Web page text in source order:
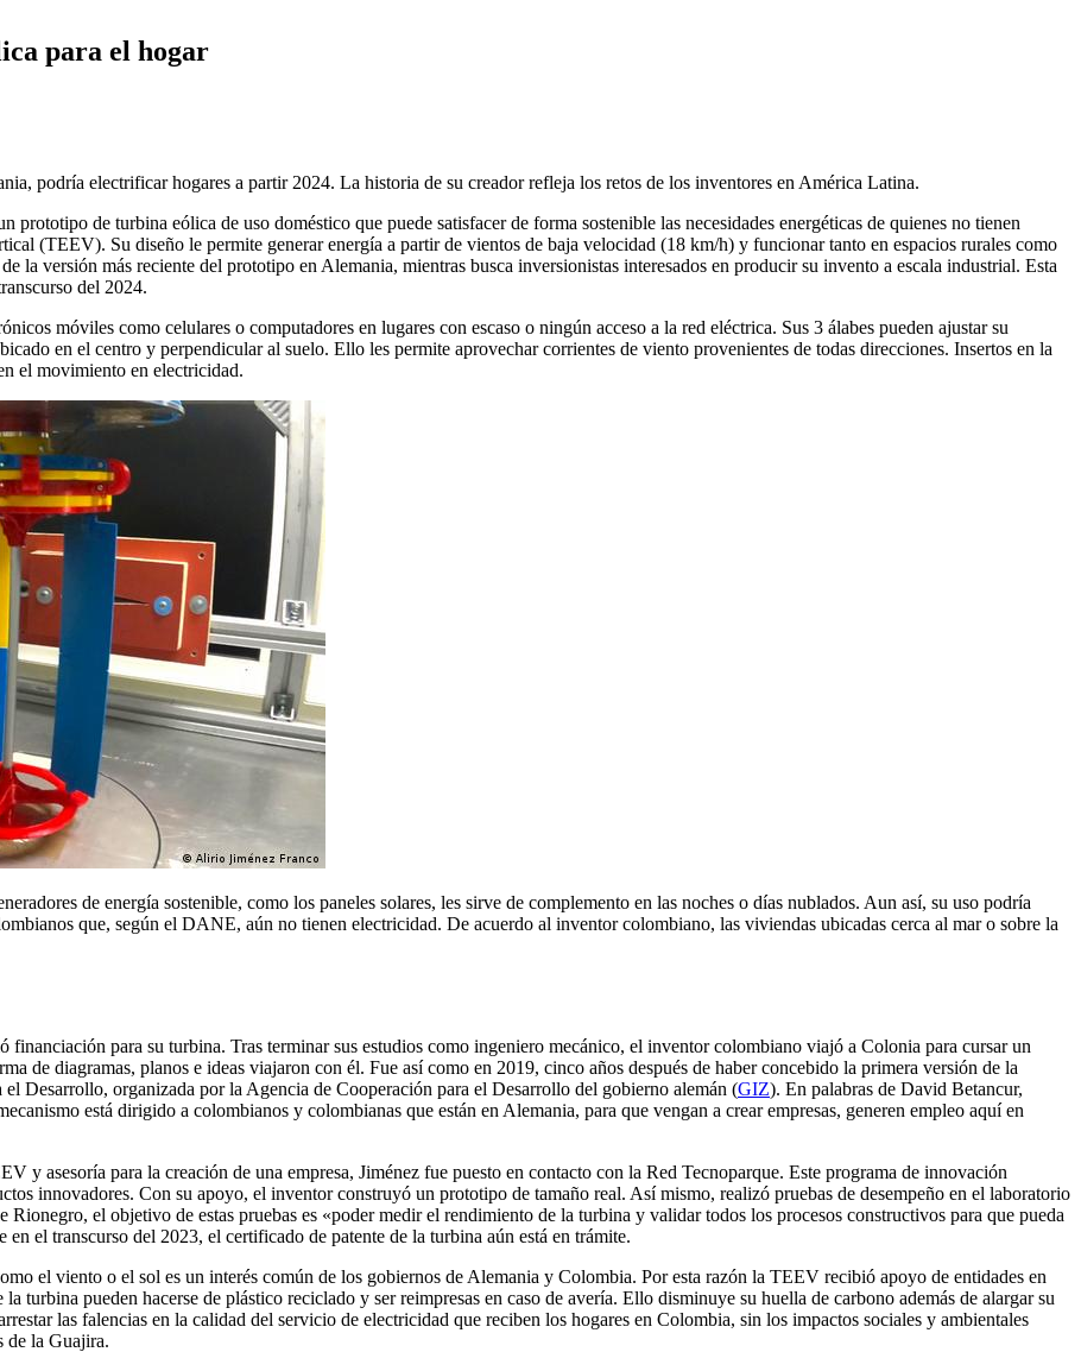
para el hogar
podría electrificar hogares a partir 2024. La historia de su creador refleja los retos de los inventores en América Latina.
de turbina eólica de uso doméstico que puede satisfacer de forma sostenible las necesidades energéticas de quienes no tienen
(TEEV). Su diseño le permite generar energía a partir de vientos de baja velocidad (18 km/h) y funcionar tanto en espacios rurales como
la versión más reciente del prototipo en Alemania, mientras busca inversionistas interesados en producir su invento a escala industrial. Esta
del 2024.
móviles como celulares o computadores en lugares con escaso o ningún acceso a la red eléctrica. Sus 3 álabes pueden ajustar su
en el centro y perpendicular al suelo. Ello les permite aprovechar corrientes de viento provenientes de todas direcciones. Insertos en la
el movimiento en electricidad.
de energía sostenible, como los paneles solares, les sirve de complemento en las noches o días nublados. Aun así, su uso podría
que, según el DANE, aún no tienen electricidad. De acuerdo al inventor colombiano, las viviendas ubicadas cerca al mar o sobre la
para su turbina. Tras terminar sus estudios como ingeniero mecánico, el inventor colombiano viajó a Colonia para cursar un
de diagramas, planos e ideas viajaron con él. Fue así como en 2019, cinco años después de haber concebido la primera versión de la
Desarrollo, organizada por la Agencia de Cooperación para el Desarrollo del gobierno alemán (GIZ). En palabras de David Betancur,
está dirigido a colombianos y colombianas que están en Alemania, para que vengan a crear empresas, generen empleo aquí en
y asesoría para la creación de una empresa, Jiménez fue puesto en contacto con la Red Tecnoparque. Este programa de innovación
innovadores. Con su apoyo, el inventor construyó un prototipo de tamaño real. Así mismo, realizó pruebas de desempeño en el laboratorio
el objetivo de estas pruebas es «poder medir el rendimiento de la turbina y validar todos los procesos constructivos para que pueda
el transcurso del 2023, el certificado de patente de la turbina aún está en trámite.
el viento o el sol es un interés común de los gobiernos de Alemania y Colombia. Por esta razón la TEEV recibió apoyo de entidades en
turbina pueden hacerse de plástico reciclado y ser reimpresas en caso de avería. Ello disminuye su huella de carbono además de alargar su
las falencias en la calidad del servicio de electricidad que reciben los hogares en Colombia, sin los impactos sociales y ambientales
de la Guajira.